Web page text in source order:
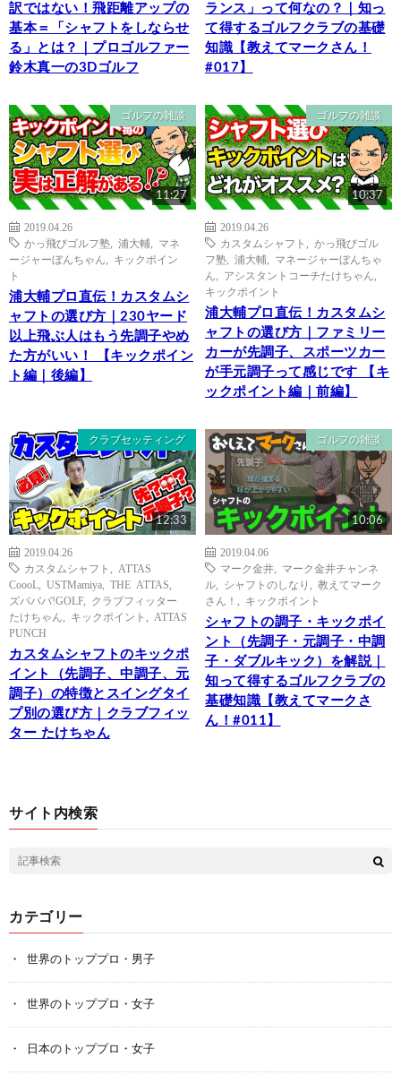
訳ではない！飛距離アップの
基本＝「シャフトをしならせ
る」とは？｜プロゴルファー
鈴木真一の3Dゴルフ
ランス」って何なの？｜知っ
て得するゴルフクラブの基礎
知識【教えてマークさん！
#017】
ゴルフの雑談
11:27
2019.04.26
かっ飛びゴルフ塾
浦大輔
マネ
ージャーぼんちゃん
キックポイン
ト
浦大輔プロ直伝！カスタムシ
ャフトの選び方｜230ヤード
以上飛ぶ人はもう先調子やめ
た方がいい！ 【キックポイン
ト編｜後編】
ゴルフの雑談
10:37
2019.04.26
カスタムシャフト
かっ飛びゴル
フ塾
浦大輔
マネージャーぼんちゃ
ん
アシスタントコーチたけちゃん
キックポイント
浦大輔プロ直伝！カスタムシ
ャフトの選び方｜ファミリー
カーが先調子、スポーツカー
が手元調子って感じです 【キ
ックポイント編｜前編】
クラブセッティング
12:33
2019.04.26
カスタムシャフト
ATTAS
CoooL
USTMamiya THE ATTAS
ズバババ!GOLF, クラブフィッター
たけちゃん
キックポイント
ATTAS
PUNCH
カスタムシャフトのキックポ
イント（先調子、中調子、元
調子）の特徴とスイングタイ
プ別の選び方｜クラブフィッ
ター たけちゃん
ゴルフの雑談
10:06
2019.04.06
マーク金井
マーク金井チャンネ
ル
シャフトのしなり
教えてマーク
さん！
キックポイント
シャフトの調子・キックポイ
ント（先調子・元調子・中調
子・ダブルキック）を解説｜
知って得するゴルフクラブの
基礎知識【教えてマークさ
ん！#011】
サイト内検索
カテゴリー
世界のトッププロ・男子
世界のトッププロ・女子
日本のトッププロ・女子